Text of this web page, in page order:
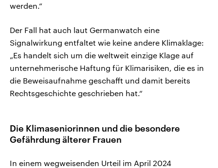
werden.“
Der Fall hat auch laut Germanwatch eine
Signalwirkung entfaltet wie keine andere Klimaklage:
„Es handelt sich um die weltweit einzige Klage auf
unternehmerische Haftung für Klimarisiken, die es in
die Beweisaufnahme geschafft und damit bereits
Rechtsgeschichte geschrieben hat.“
Die Klimaseniorinnen und die besondere
Gefährdung älterer Frauen
In einem wegweisenden Urteil im April 2024